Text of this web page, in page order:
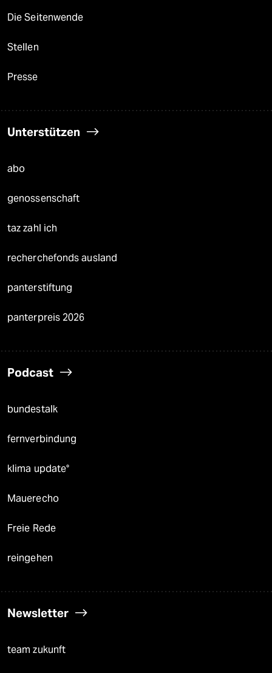
Die Seitenwende
Stellen
Presse
Unterstützen
abo
genossenschaft
taz zahl ich
recherchefonds ausland
panterstiftung
panterpreis 2026
Podcast
bundestalk
fernverbindung
klima update°
Mauerecho
Freie Rede
reingehen
Newsletter
team zukunft